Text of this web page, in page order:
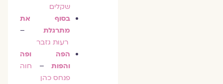
שקלים
בסוף את
מתרגלת–
רעות גזבר
הפה ופה
והפות–
חוה
פנחס כהן